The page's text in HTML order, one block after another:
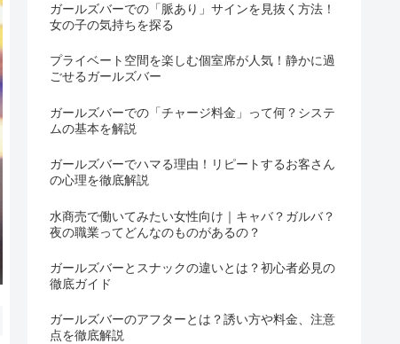
ガールズバーでの「脈あり」サインを見抜く方法！
女の子の気持ちを探る
プライベート空間を楽しむ個室席が人気！静かに過
ごせるガールズバー
ガールズバーでの「チャージ料金」って何？システ
ムの基本を解説
ガールズバーでハマる理由！リピートするお客さん
の心理を徹底解説
水商売で働いてみたい女性向け｜キャバ？ガルバ？
夜の職業ってどんなのものがあるの？
ガールズバーとスナックの違いとは？初心者必見の
徹底ガイド
ガールズバーのアフターとは？誘い方や料金、注意
点を徹底解説